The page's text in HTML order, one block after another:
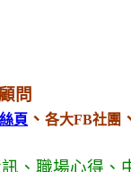
問
頁 、 各大FB社團
、 職場心得 、